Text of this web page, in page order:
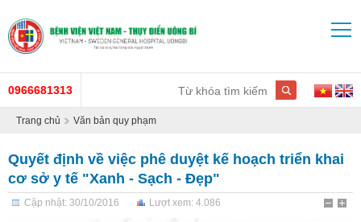
0966681313
Trang chủ Văn bản quy phạm
Quyết định về việc phê duyệt kế hoạch triển khai
cơ sở y tế "Xanh - Sạch - Đẹp"
Cập nhật: 30/10/2016 Lượt xem: 4.086